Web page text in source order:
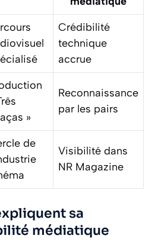
Crédibilité
technique
accrue
»
Reconnaissance
par les pairs
de
Visibilité dans
NR Magazine
sa
médiatique